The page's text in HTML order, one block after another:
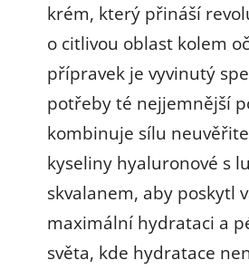
krém, který přináší
o citlivou oblast kolem
přípravek je vyvinutý
potřeby té nejjemnější
kombinuje sílu
kyseliny hyaluronové s
skvalanem, aby poskytl
maximální hydrataci a
světa, kde hydratace